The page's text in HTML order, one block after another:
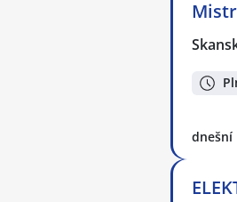
dnešní